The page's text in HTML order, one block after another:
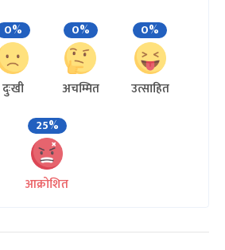
0%
दुःखी
0%
अचम्मित
0%
उत्साहित
25%
आक्रोशित